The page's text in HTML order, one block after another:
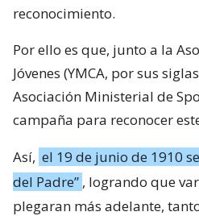
reconocimiento.
Por ello es que, junto a la
Jóvenes (YMCA, por sus
Asociación Ministerial de
campaña para reconocer
Así, el 19 de junio de 1910
del Padre” , logrando que
plegaran más adelante,